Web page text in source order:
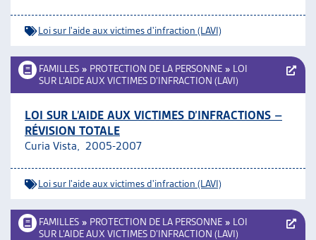
Loi sur l'aide aux victimes d'infraction (LAVI)
FAMILLES » PROTECTION DE LA PERSONNE » LOI
SUR L’AIDE AUX VICTIMES D’INFRACTION (LAVI)
LOI SUR L’AIDE AUX VICTIMES D’INFRACTIONS –
RÉVISION TOTALE
Curia Vista, 2005-2007
Loi sur l'aide aux victimes d'infraction (LAVI)
FAMILLES » PROTECTION DE LA PERSONNE » LOI
SUR L’AIDE AUX VICTIMES D’INFRACTION (LAVI)